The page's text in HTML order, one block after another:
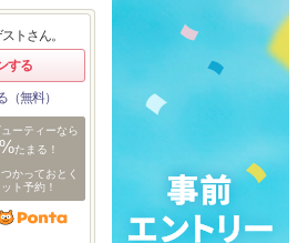
トさん。
する
（無料）
ーティーなら
たまる！
かっておとく
ト予約！